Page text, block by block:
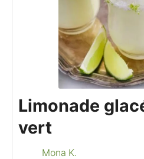
Limonade
vert
Mona K.